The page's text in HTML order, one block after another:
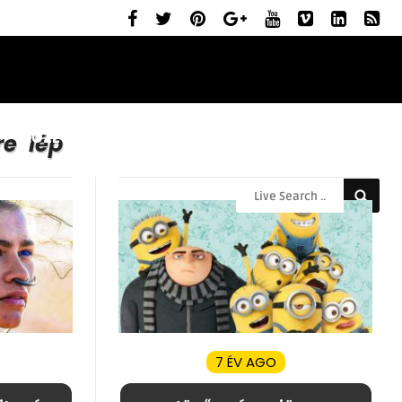
ELŐZETESEK
lép
7 ÉV AGO